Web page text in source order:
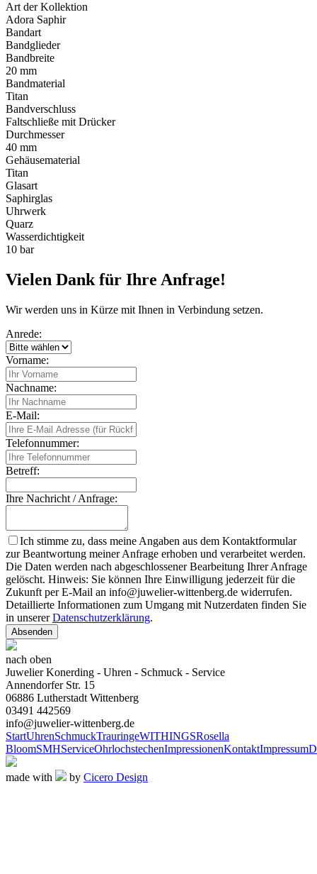
Art der Kollektion
Adora Saphir
Bandart
Bandglieder
Bandbreite
20 mm
Bandmaterial
Titan
Bandverschluss
Faltschließe mit Drücker
Durchmesser
40 mm
Gehäusematerial
Titan
Glasart
Saphirglas
Uhrwerk
Quarz
Wasserdichtigkeit
10 bar
Vielen Dank für Ihre Anfrage!
Wir werden uns in Kürze mit Ihnen in Verbindung setzen.
Anrede:
Vorname:
Nachname:
E-Mail:
Telefonnummer:
Betreff:
Ihre Nachricht / Anfrage:
Ich stimme zu, dass meine Angaben aus dem Kontaktformular
zur Beantwortung meiner Anfrage erhoben und verarbeitet werden.
Die Daten werden nach abgeschlossener Bearbeitung Ihrer Anfrage
gelöscht. Hinweis: Sie können Ihre Einwilligung jederzeit für die
Zukunft per E-Mail an info@juwelier-wittenberg.de widerrufen.
Detaillierte Informationen zum Umgang mit Nutzerdaten finden Sie
in unsererDatenschutzerklärung.
Absenden
nach oben
Juwelier Konerding - Uhren - Schmuck - Service
Annendorfer Str. 15
06886 Lutherstadt Wittenberg
03491 442569
info@juwelier-wittenberg.de
StartUhrenSchmuckTrauringeWITHINGSRosella
BloomSMHServiceOhrlochstechenImpressionenKontaktImpressum
made with by Cicero Design